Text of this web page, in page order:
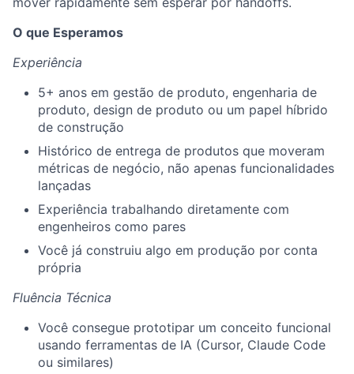
O que Esperamos
Experiência
5+ anos em gestão de produto, engenharia de
produto, design de produto ou um papel híbrido
de construção
Histórico de entrega de produtos que moveram
métricas de negócio, não apenas funcionalidades
lançadas
Experiência trabalhando diretamente com
engenheiros como pares
Você já construiu algo em produção por conta
própria
Fluência Técnica
Você consegue prototipar um conceito funcional
usando ferramentas de IA (Cursor, Claude Code
ou similares)